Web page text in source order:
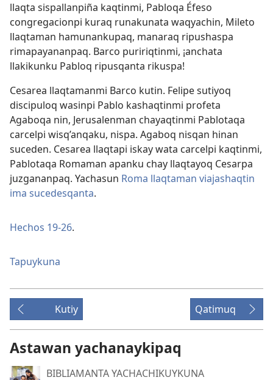
llaqta sispallanpiña kaqtinmi, Pabloqa Éfeso
congregacionpi kuraq runakunata waqyachin, Mileto
llaqtaman hamunankupaq, manaraq ripushaspa
rimapayananpaq. Barco puririqtinmi, ¡anchata
llakikunku Pabloq ripusqanta rikuspa!
Cesarea llaqtamanmi Barco kutin. Felipe sutiyoq
discipuloq wasinpi Pablo kashaqtinmi profeta
Agaboqa nin, Jerusalenman chayaqtinmi Pablotaqa
carcelpi wisq’anqaku, nispa. Agaboq nisqan hinan
suceden. Cesarea llaqtapi iskay wata carcelpi kaqtinmi,
Pablotaqa Romaman apanku chay llaqtayoq Cesarpa
juzgananpaq. Yachasun Roma llaqtaman viajashaqtin
ima sucedesqanta.
Hechos 19-26.
Tapuykuna
Kutiy Qatimuq
Astawan yachanaykipaq
BIBLIAMANTA YACHACHIKUYKUNA